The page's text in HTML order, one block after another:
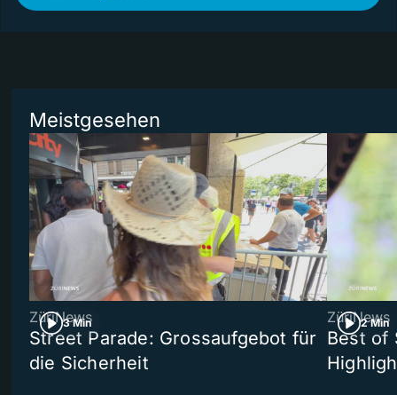
Meistgesehen
3 Min
ZüriNews
Street Parade: Grossaufgebot für
die Sicherheit
2 Min
ZüriNews
Best of